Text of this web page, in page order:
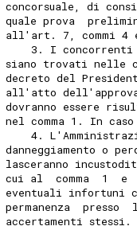
concorsuale, di
quale prova
all'art. 7, commi 4
3. I
siano trovati nelle
decreto del
all'atto
dovranno essere
nel comma 1. In
4.
danneggiamento o
lasceranno
cui al  comma  1  e
eventuali infortuni
permanenza
accertamenti stessi.